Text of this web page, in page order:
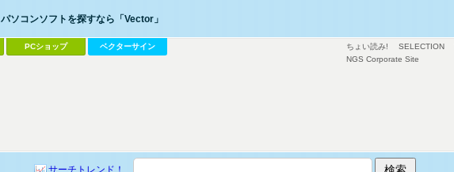
ちょい読み! SELECTION
NGS Corporate Site
パソコンソフトを探すなら「Vector」
PCショップ ベクターサイン